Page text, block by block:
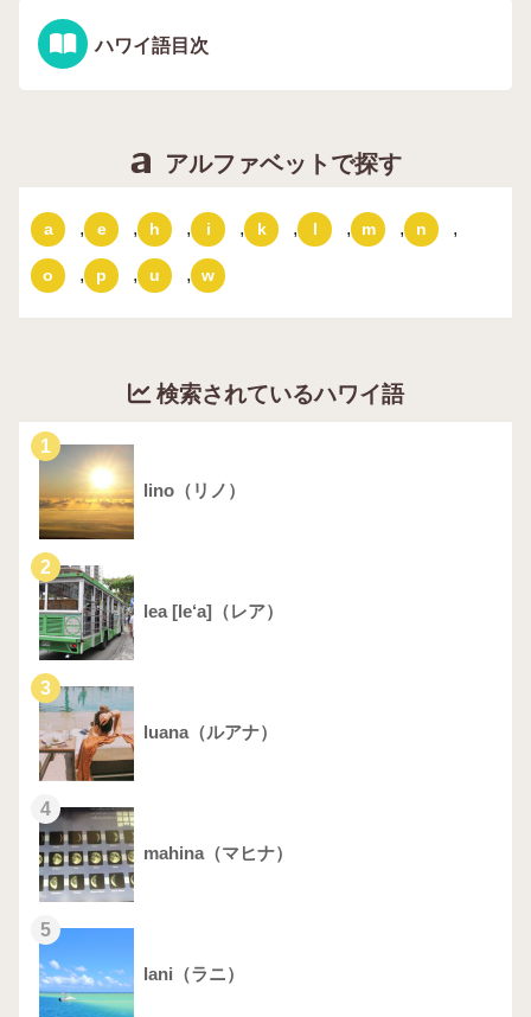
ハワイ語目次
アルファベットで探す
a , e , h , i , k , l , m , n ,
o , p , u , w
検索されているハワイ語
1
lino（リノ）
2
lea [le‘a]（レア）
3
luana（ルアナ）
4
mahina（マヒナ）
5
lani（ラニ）